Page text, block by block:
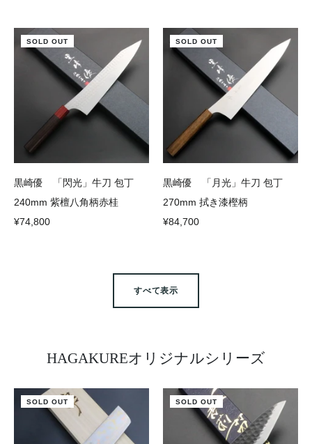
SOLD OUT
黒崎優 「閃光」牛刀 包丁
240mm 紫檀八角柄赤桂
¥74,800
SOLD OUT
黒崎優 「月光」牛刀 包丁
270mm 拭き漆樫柄
¥84,700
すべて表示
HAGAKUREオリジナルシリーズ
SOLD OUT SOLD OUT